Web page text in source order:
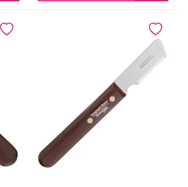
Dodaj do ulubionych Dodaj